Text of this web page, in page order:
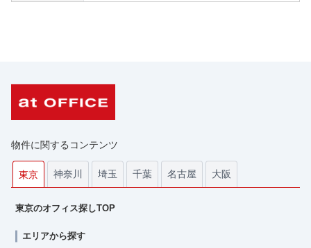
物件に関するコンテンツ
東京 神奈川 埼玉 千葉 名古屋 大阪
東京のオフィス探しTOP
エリアから探す